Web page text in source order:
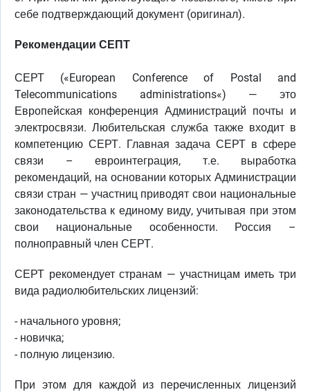
себе подтверждающий документ (оригинал).
Рекомендации СЕПТ
СЕРТ («European Conference of Postal and
Telecommunications administrations«) — это
Европейская конференция Администраций почты и
электросвязи. Любительская служба также входит в
компетенцию СЕРТ. Главная задача СЕРТ в сфере
связи – евроинтеграция, т.е. выработка
рекомендаций, на основании которых Администрации
связи стран — участниц приводят свои национальные
законодательства к единому виду, учитывая при этом
свои национальные особенности. Россия –
полноправный член СЕРТ.
СЕРТ рекомендует странам — участницам иметь три
вида радиолюбительских лицензий:
- начального уровня;
- новичка;
- полную лицензию.
При этом для каждой из перечисленных лицензий